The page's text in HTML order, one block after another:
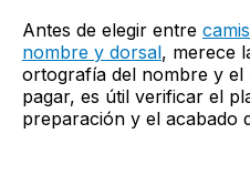
Antes de elegir entre
nombre y dorsal, merece
ortografía del nombre y el
pagar, es útil verificar el
preparación y el acabado